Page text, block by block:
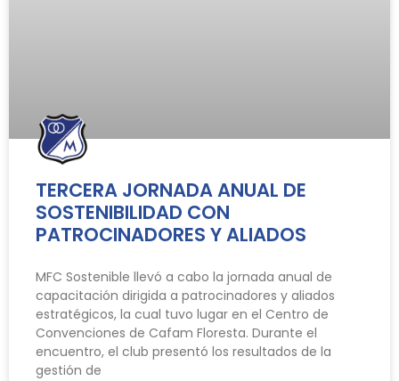
TERCERA JORNADA ANUAL DE
SOSTENIBILIDAD CON
PATROCINADORES Y ALIADOS
MFC Sostenible llevó a cabo la jornada anual de
capacitación dirigida a patrocinadores y aliados
estratégicos, la cual tuvo lugar en el Centro de
Convenciones de Cafam Floresta. Durante el
encuentro, el club presentó los resultados de la
gestión de